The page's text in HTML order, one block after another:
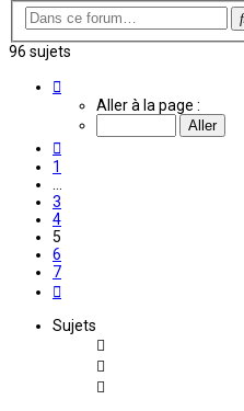
96 sujets
Aller à la page :
1
3
4
5
6
7
Sujets